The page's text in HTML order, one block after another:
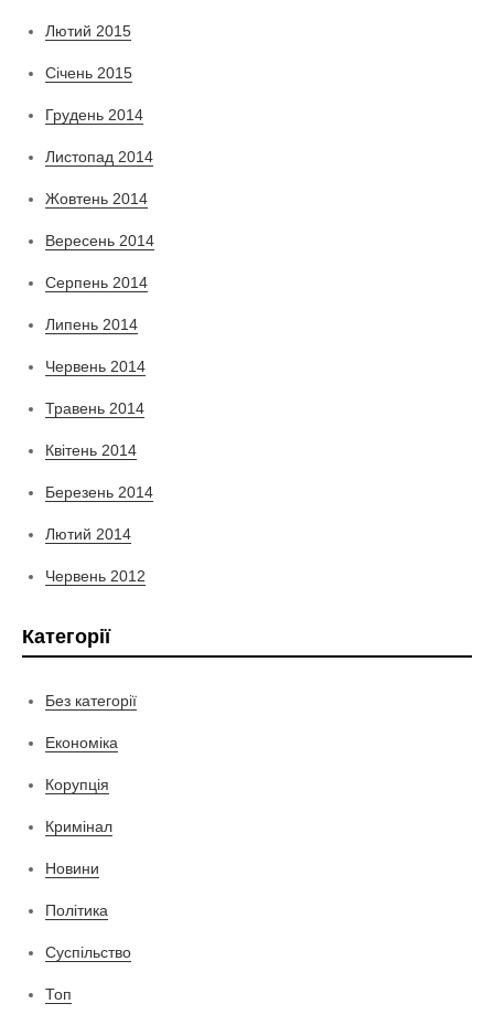
Лютий 2015
Січень 2015
Грудень 2014
Листопад 2014
Жовтень 2014
Вересень 2014
Серпень 2014
Липень 2014
Червень 2014
Травень 2014
Квітень 2014
Березень 2014
Лютий 2014
Червень 2012
Категорії
Без категорії
Економіка
Корупція
Кримінал
Новини
Політика
Суспільство
Топ